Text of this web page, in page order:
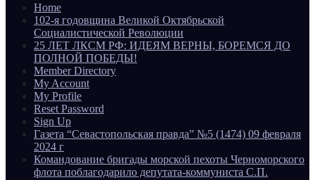
Home
102-я годовщина Великой Октябрьской
Социалистической Революции
25 ЛЕТ ЛКСМ РФ: ИДЕЯМ ВЕРНЫ, БОРЕМСЯ ДО
ПОЛНОЙ ПОБЕДЫ!
Member Directory
My Account
My Profile
Reset Password
Sign Up
Газета “Севастопольская правда” №5 (1474) 09 февраля
2024 г
Командование бригады морской пехоты Черноморского
флота поблагодарило депутата-коммуниста С.П.